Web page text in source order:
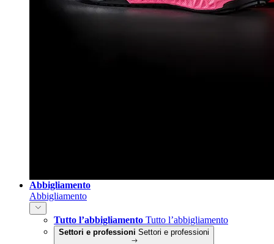
Abbigliamento
Abbigliamento
Tutto l’abbigliamento Tutto l’abbigliamento
Settori e professioni Settori e professioni